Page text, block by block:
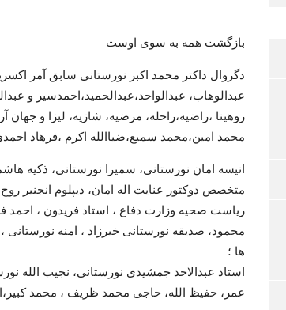
بازگشت همه به سوی اوست
دگروال داکتر محمد اکبر نورستانی سابق آمر
عبدالوهاب، عبدالواحد،عبدالحمید،احمدسیر و
روهینا ،راضیه،راحله، مرضیه، شازیه، لیزا و جهان
محمد امین،محمد سمیع،ضیاالله اکرم ،فرهاد
انیسه امان نورستانی، سمیرا نورستانی، ذکیه
متخصص دوکتور عنایت اله امان، دیپلوم انجنیر
ریاست صحیه وزارت دفاع ، استاد فریدون ، احمد
محمود، صدیقه نورستانی خیرزاد ، امنه نورستانی
ها ؛
استاد عبدالاحد جمشیدی نورستانی، نجیب الله
عمر، حفیظ الله، حاجی محمد ظریف ، محمد